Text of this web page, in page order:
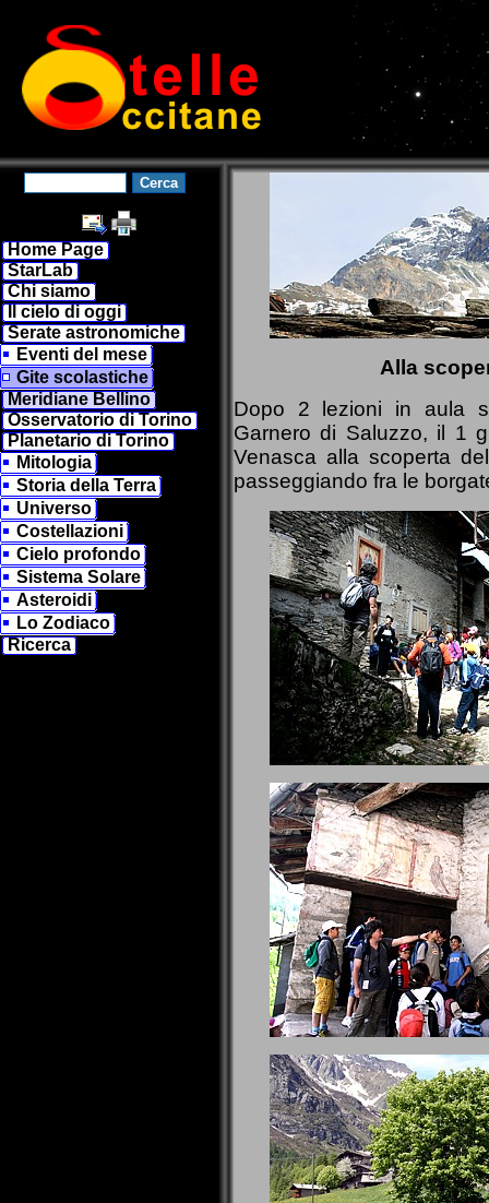
Home Page
StarLab
Chi siamo
Il cielo di oggi
Serate astronomiche
Eventi del mese
Gite scolastiche
Meridiane Bellino
Osservatorio di Torino
Planetario di Torino
Mitologia
Storia della Terra
Universo
Costellazioni
Cielo profondo
Sistema Solare
Asteroidi
Lo Zodiaco
Ricerca
Alla
Dopo 2 lezioni in aula
Garnero di Saluzzo, il 1
Venasca alla scoperta
passeggiando fra le